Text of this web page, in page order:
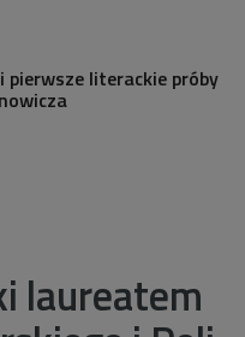
pierwsze literackie próby
laureatem